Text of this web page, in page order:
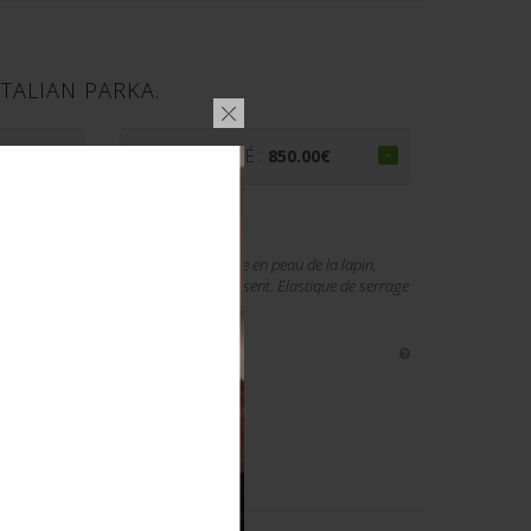
PARKA.
PRIX ADJUGÉ : 850.00€
toile camouflé italienne. Doublure en peau de la lapin,
de serrage de la capuche est présent. Elastique de serrage